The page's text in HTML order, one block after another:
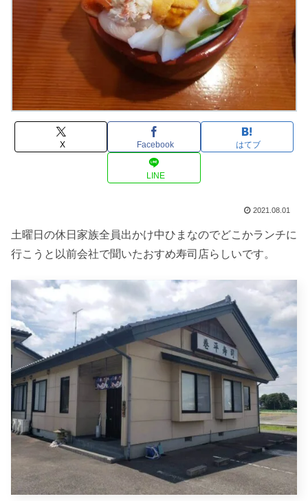
X Facebook はてブ
LINE
2021.08.01
土曜日の休日家族全員出かけ中ひまなのでどこかランチに
行こうと以前会社で聞いたおすめ寿司店らしいです。